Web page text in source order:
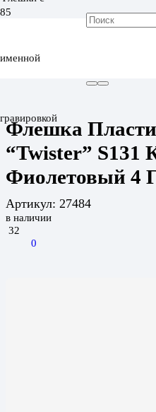
именной
гравировкой
ФЛЕШКА ПЛАСТИКОВАЯ
Флешка
“Twister” S131
Фиолетовый 4
Артикул: 27484
в наличии
32
0